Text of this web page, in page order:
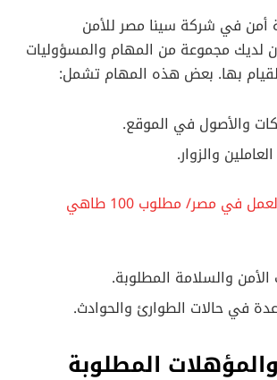
أمن في شركة سينا مصر للأمن
لديك مجموعة من المهام والمسؤوليات
بها. بعض هذه المهام تشمل:
والأصول في الموقع.
والزوار.
فرص العمل في مصر/ مطلوب 100 طاهي
الأمن والسلامة المطلوبة.
في حالات الطوارئ والحوادث.
المطلوبة